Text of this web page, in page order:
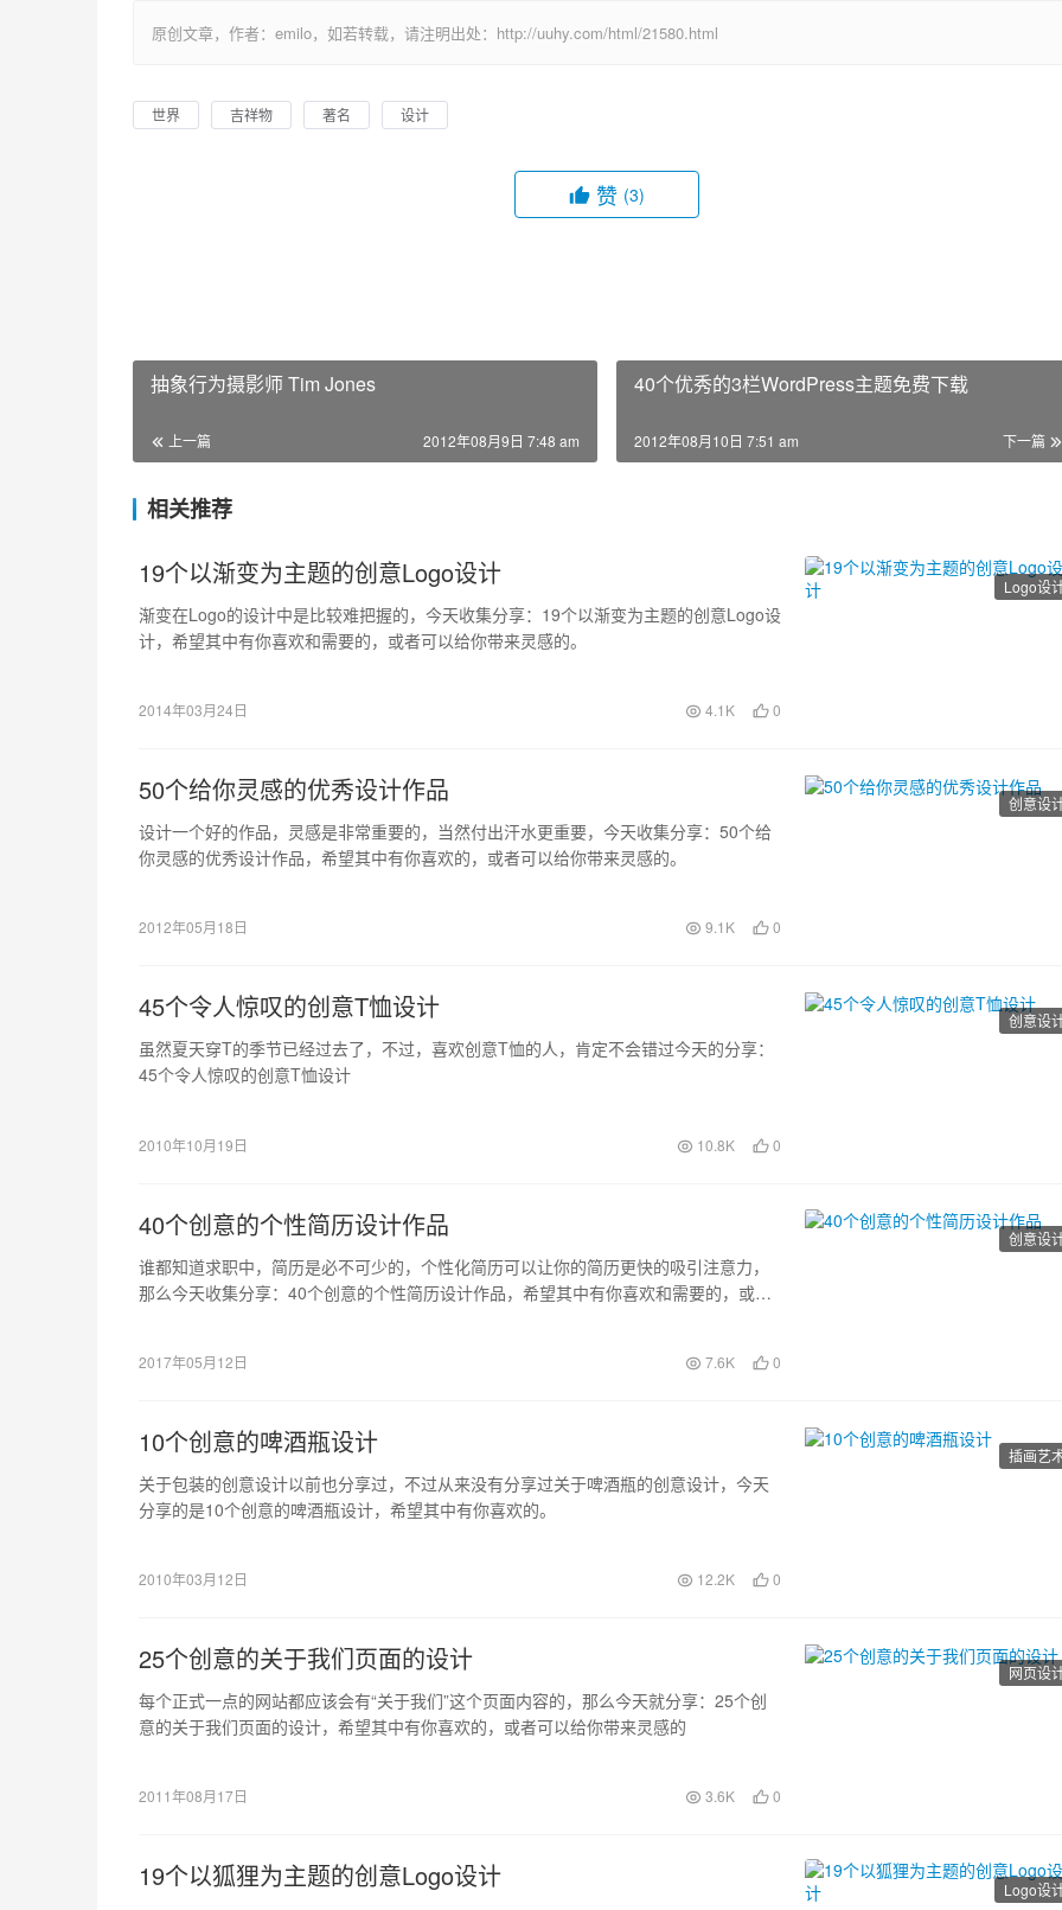
原创文章，作者：emilo，如若转载，请注明出处：http://uuhy.com/html/21580.html
世界 吉祥物 著名 设计
赞 (3)
抽象行为摄影师 Tim Jones
上一篇 2012年08月9日 7:48 am
40个优秀的3栏WordPress主题免费下载
下一篇
2012年08月10日 7:51 am
相关推荐
Logo设
19个以渐变为主题的创意Logo设计
渐变在Logo的设计中是比较难把握的，今天收集分享：19个以渐变为主题的创意Logo设
计，希望其中有你喜欢和需要的，或者可以给你带来灵感的。
2014年03月24日 4.1K 0
创意设
50个给你灵感的优秀设计作品
设计一个好的作品，灵感是非常重要的，当然付出汗水更重要，今天收集分享：50个给
你灵感的优秀设计作品，希望其中有你喜欢的，或者可以给你带来灵感的。
2012年05月18日 9.1K 0
创意设
45个令人惊叹的创意T恤设计
虽然夏天穿T的季节已经过去了，不过，喜欢创意T恤的人，肯定不会错过今天的分享：
45个令人惊叹的创意T恤设计
2010年10月19日 10.8K 0
创意设
40个创意的个性简历设计作品
谁都知道求职中，简历是必不可少的，个性化简历可以让你的简历更快的吸引注意力，
那么今天收集分享：40个创意的个性简历设计作品，希望其中有你喜欢和需要的，或者
2017年05月12日 7.6K 0
插画艺
10个创意的啤酒瓶设计
关于包装的创意设计以前也分享过，不过从来没有分享过关于啤酒瓶的创意设计，今天
分享的是10个创意的啤酒瓶设计，希望其中有你喜欢的。
2010年03月12日 12.2K 0
网页设
25个创意的关于我们页面的设计
每个正式一点的网站都应该会有“关于我们”这个页面内容的，那么今天就分享：25个创
意的关于我们页面的设计，希望其中有你喜欢的，或者可以给你带来灵感的
2011年08月17日 3.6K 0
Logo设
19个以狐狸为主题的创意Logo设计